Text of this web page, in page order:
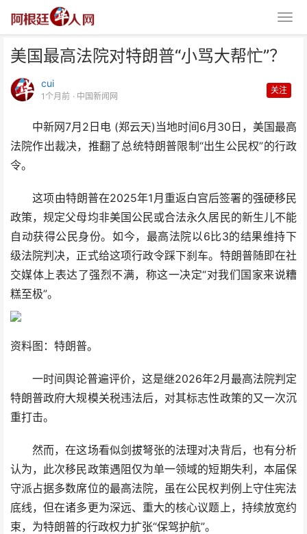
美国最高法院对特朗普“小骂大帮忙”？
cui
1个月前 · 中国新闻网
关注
中新网7月2日电 (郑云天)当地时间6月30日，美国最高
法院作出裁决，推翻了总统特朗普限制“出生公民权”的行政
令。
这项由特朗普在2025年1月重返白宫后签署的强硬移民
政策，规定父母均非美国公民或合法永久居民的新生儿不能
自动获得公民身份。如今，最高法院以6比3的结果维持下
级法院判决，正式给这项行政令踩下刹车。特朗普随即在社
交媒体上表达了强烈不满，称这一决定“对我们国家来说糟
糕至极”。
资料图：特朗普。
一时间舆论普遍评价，这是继2026年2月最高法院判定
特朗普政府大规模关税违法后，对其标志性政策的又一次沉
重打击。
然而，在这场看似剑拔弩张的法理对决背后，也有分析
认为，此次移民政策遇阻仅为单一领域的短期失利，本届保
守派占据多数席位的最高法院，虽在公民权判例上守住宪法
底线，但在诸多更为深远、重大的核心议题上，持续放宽约
束，为特朗普的行政权力扩张“保驾护航”。
美国最高法院对特朗普“小骂大帮